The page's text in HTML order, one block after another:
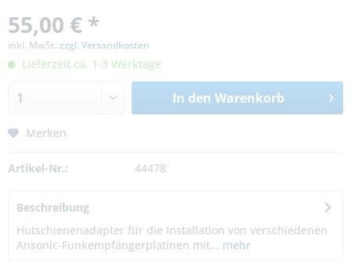
55,00 € *
inkl. MwSt. zzgl. Versandkosten
Lieferzeit ca. 1-3 Werktage
In den Warenkorb
Merken
Artikel-Nr.: 44478
Beschreibung
Hutschienenadapter für die Installation von verschiedenen
Ansonic-Funkempfängerplatinen mit... mehr